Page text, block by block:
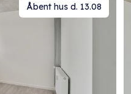
Åbent hus d. 13.08